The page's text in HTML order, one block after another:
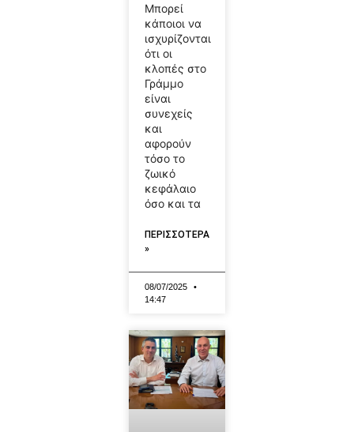
Μπορεί
κάποιοι να
ισχυρίζονται
ότι οι
κλοπές στο
Γράμμο
είναι
συνεχείς
και
αφορούν
τόσο το
ζωικό
κεφάλαιο
όσο και τα
ΠΕΡΙΣΣΟΤΕΡΑ
»
08/07/2025
14:47